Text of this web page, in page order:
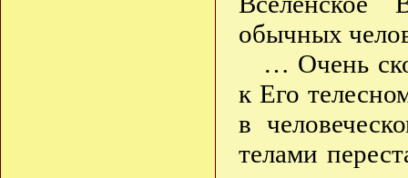
обычных
… Очень
к Его
в
телами